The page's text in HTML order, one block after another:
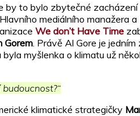
to bylo zbytečné zacházení
. Hlavního mediálního manažera
We don’t Have Time
Gorem . Právě Al Gore je
myšlenka o klimatu už
klimatické strategičky